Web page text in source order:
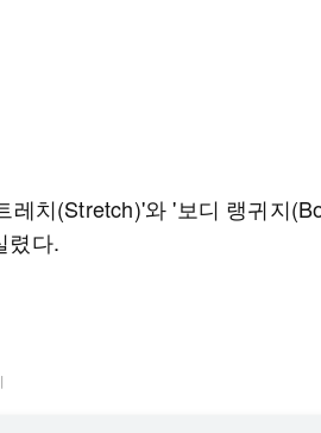
레치(Stretch)'와 '보디 랭귀지
렸다.